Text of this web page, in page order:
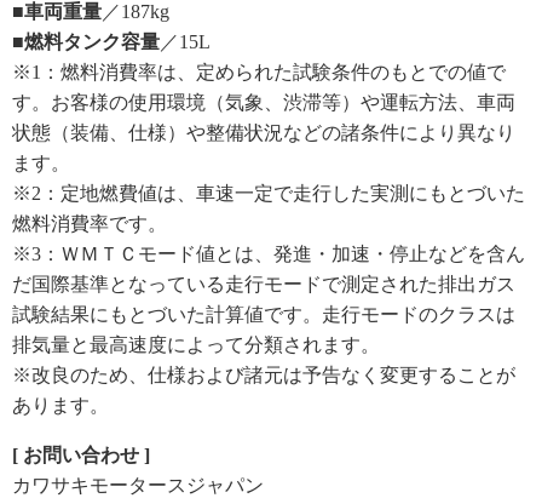
■車両重量／187kg
■燃料タンク容量／15L
※1：燃料消費率は、定められた試験条件のもとでの値で
す。お客様の使用環境（気象、渋滞等）や運転方法、車両
状態（装備、仕様）や整備状況などの諸条件により異なり
ます。
※2：定地燃費値は、車速一定で走行した実測にもとづいた
燃料消費率です。
※3：ＷＭＴＣモード値とは、発進・加速・停止などを含ん
だ国際基準となっている走行モードで測定された排出ガス
試験結果にもとづいた計算値です。走行モードのクラスは
排気量と最高速度によって分類されます。
※改良のため、仕様および諸元は予告なく変更することが
あります。
[ お問い合わせ ]
カワサキモータースジャパン